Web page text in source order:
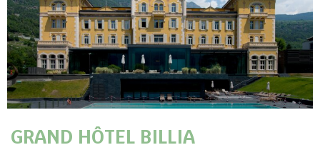
GRAND HÔTEL BILLIA